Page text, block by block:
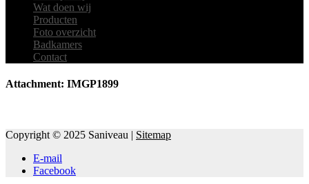
Wat doen wij
Producten
Foto overzicht
Badkamers
Contact
Attachment: IMGP1899
Copyright © 2025 Saniveau | Sitemap
E-mail
Facebook